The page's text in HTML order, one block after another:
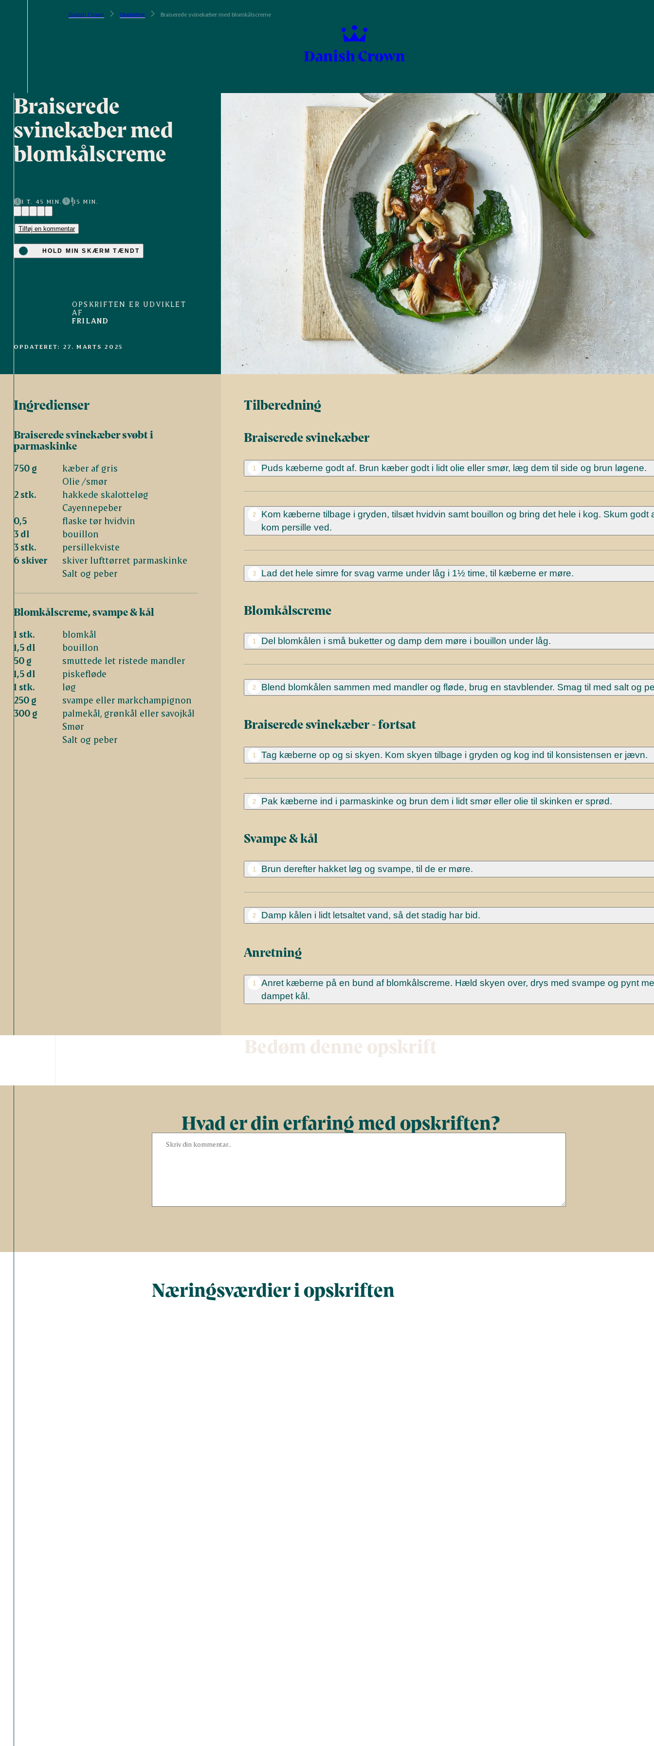
Danish Crown Opskrifter Braiserede svinekæber med blomkålscreme
Braiserede
svinekæber med
blomkålscreme
1 T. 45 MIN.
15 MIN.
(4)
Tilføj en kommentar
HOLD MIN SKÆRM TÆNDT
OPSKRIFTEN ER UDVIKLET
AF
FRILAND
OPDATERET: 27. MARTS 2025
Ingredienser
Braiserede svinekæber svøbt i
parmaskinke
750 g
kæber af gris
Olie /smør
2 stk.
hakkede skalotteløg
Cayennepeber
0,5
flaske tør hvidvin
3 dl
bouillon
3 stk.
persillekviste
6 skiver
skiver lufttørret parmaskinke
Salt og peber
Blomkålscreme, svampe & kål
1 stk.
blomkål
1,5 dl
bouillon
50 g
smuttede let ristede mandler
1,5 dl
piskefløde
1 stk.
løg
250 g
svampe eller markchampignon
300 g
palmekål, grønkål eller savojkål
Smør
Salt og peber
Tilberedning
Braiserede svinekæber
1 Puds kæberne godt af. Brun kæber godt i lidt olie eller smør, læg dem til side og brun løgene.
2
Kom kæberne tilbage i gryden, tilsæt hvidvin samt bouillon og bring det hele i kog. Skum godt
kom persille ved.
3 Lad det hele simre for svag varme under låg i 1½ time, til kæberne er møre.
Blomkålscreme
1 Del blomkålen i små buketter og damp dem møre i bouillon under låg.
2 Blend blomkålen sammen med mandler og fløde, brug en stavblender. Smag til med salt og
Braiserede svinekæber - fortsat
1 Tag kæberne op og si skyen. Kom skyen tilbage i gryden og kog ind til konsistensen er jævn.
2 Pak kæberne ind i parmaskinke og brun dem i lidt smør eller olie til skinken er sprød.
Svampe & kål
1 Brun derefter hakket løg og svampe, til de er møre.
2 Damp kålen i lidt letsaltet vand, så det stadig har bid.
Anretning
1
Anret kæberne på en bund af blomkålscreme. Hæld skyen over, drys med svampe og pynt
dampet kål.
Bedøm denne opskrift
Hvad er din erfaring med opskriften?
Næringsværdier i opskriften